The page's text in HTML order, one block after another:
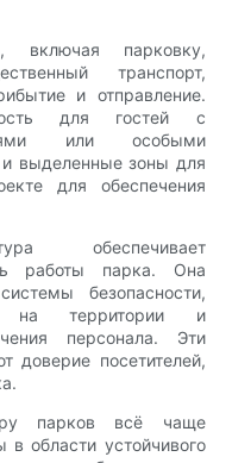
включая парковку,
транспорт,
и отправление.
для гостей с
или особыми
выделенные зоны для
для обеспечения
обеспечивает
работы парка. Она
безопасности,
на территории и
персонала. Эти
доверие посетителей,
парков всё чаще
в области устойчивого